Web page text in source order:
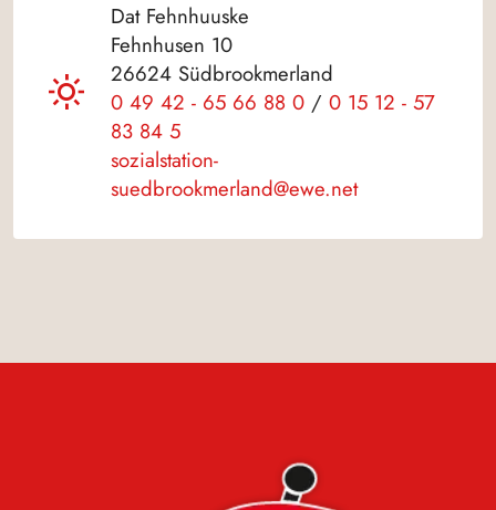
Dat Fehnhuuske
Fehnhusen 10
26624 Südbrookmerland
0 49 42 - 65 66 88 0 / 0 15 12 - 57
83 84 5
sozialstation-
suedbrookmerland@ewe.net